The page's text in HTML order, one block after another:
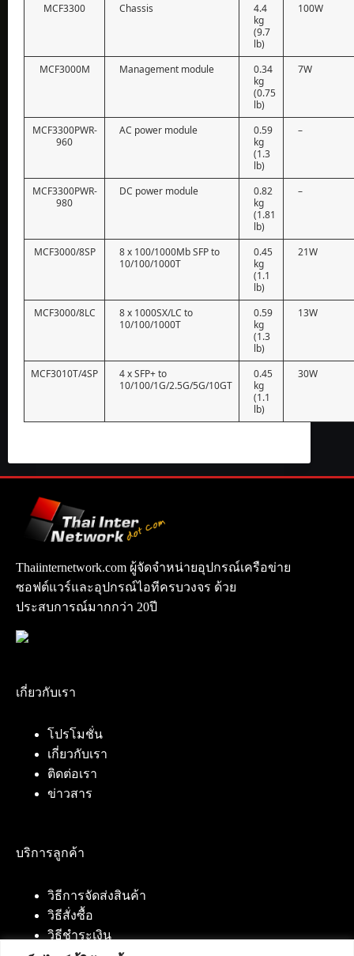
MCF3300 Chassis
4.4
kg
(9.7
lb)
100W
MCF3000M Management module
0.34
kg
(0.75
lb)
7W
MCF3300PWR-
960
AC power module
0.59
kg
(1.3
lb)
–
MCF3300PWR-
980
DC power module
0.82
kg
(1.81
lb)
–
MCF3000/8SP
8 x 100/1000Mb SFP to
10/100/1000T
0.45
kg
(1.1
lb)
21W
MCF3000/8LC
8 x 1000SX/LC to
10/100/1000T
0.59
kg
(1.3
lb)
13W
MCF3010T/4SP
4 x SFP+ to
10/100/1G/2.5G/5G/10GT
0.45
kg
(1.1
lb)
30W
Thaiinternetwork.com ผู้จัดจำหน่ายอุปกรณ์เครือข่าย
ซอฟต์แวร์และอุปกรณ์ไอทีครบวงจร ด้วย
ประสบการณ์มากกว่า 20ปี
เกี่ยวกับเรา
โปรโมชั่น
เกี่ยวกับเรา
ติดต่อเรา
ข่าวสาร
บริการลูกค้า
วิธีการจัดส่งสินค้า
วิธีสั่งซื้อ
วิธีชำระเงิน